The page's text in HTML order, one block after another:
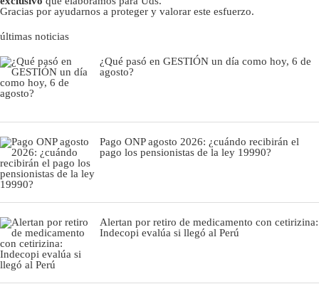
Gracias por ayudarnos a proteger y valorar este esfuerzo.
últimas noticias
¿Qué pasó en GESTIÓN un día como hoy, 6 de
agosto?
Pago ONP agosto 2026: ¿cuándo recibirán el
pago los pensionistas de la ley 19990?
Alertan por retiro de medicamento con cetirizina:
Indecopi evalúa si llegó al Perú